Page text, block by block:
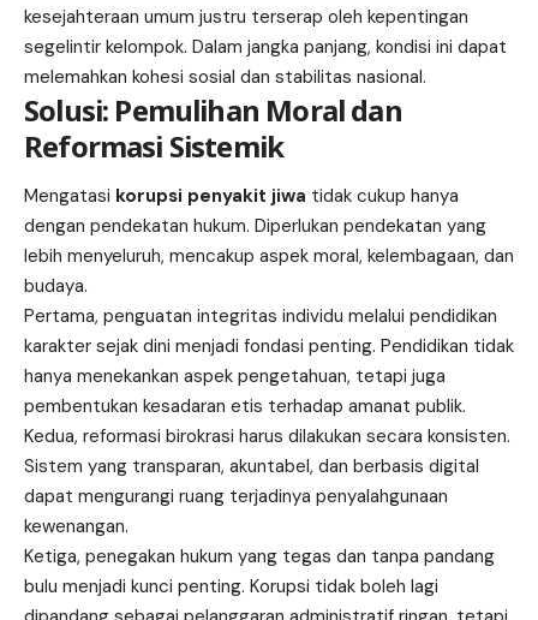
kesejahteraan umum justru terserap oleh kepentingan
segelintir kelompok. Dalam jangka panjang, kondisi ini dapat
melemahkan kohesi sosial dan stabilitas nasional.
Solusi: Pemulihan Moral dan
Reformasi Sistemik
Mengatasi korupsi penyakit jiwa tidak cukup hanya
dengan pendekatan hukum. Diperlukan pendekatan yang
lebih menyeluruh, mencakup aspek moral, kelembagaan, dan
budaya.
Pertama, penguatan integritas individu melalui pendidikan
karakter sejak dini menjadi fondasi penting. Pendidikan tidak
hanya menekankan aspek pengetahuan, tetapi juga
pembentukan kesadaran etis terhadap amanat publik.
Kedua, reformasi birokrasi harus dilakukan secara konsisten.
Sistem yang transparan, akuntabel, dan berbasis digital
dapat mengurangi ruang terjadinya penyalahgunaan
kewenangan.
Ketiga, penegakan hukum yang tegas dan tanpa pandang
bulu menjadi kunci penting. Korupsi tidak boleh lagi